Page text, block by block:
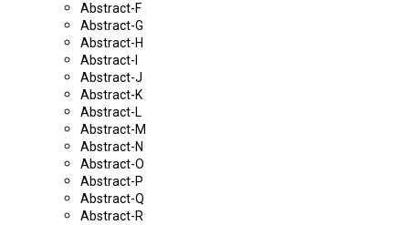
Abstract-F
Abstract-G
Abstract-H
Abstract-I
Abstract-J
Abstract-K
Abstract-L
Abstract-M
Abstract-N
Abstract-O
Abstract-P
Abstract-Q
Abstract-R